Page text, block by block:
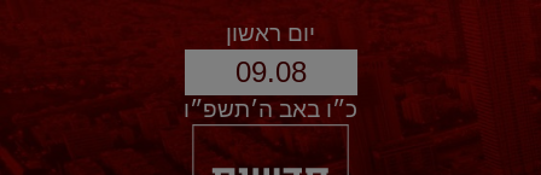
יום ראשון
09.08
כ״ו באב ה׳תשפ״ו